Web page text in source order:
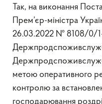
Так, на виконання
Прем’єр-міністра
26.03.2022 № 8108/0/
метою оперативного
контролю за
господарювання